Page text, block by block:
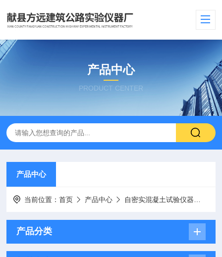
产品中心
PRODUCT CENTER
产品中心
当前位置：首页 产品中心 自密实混凝土试验仪器
产品分类